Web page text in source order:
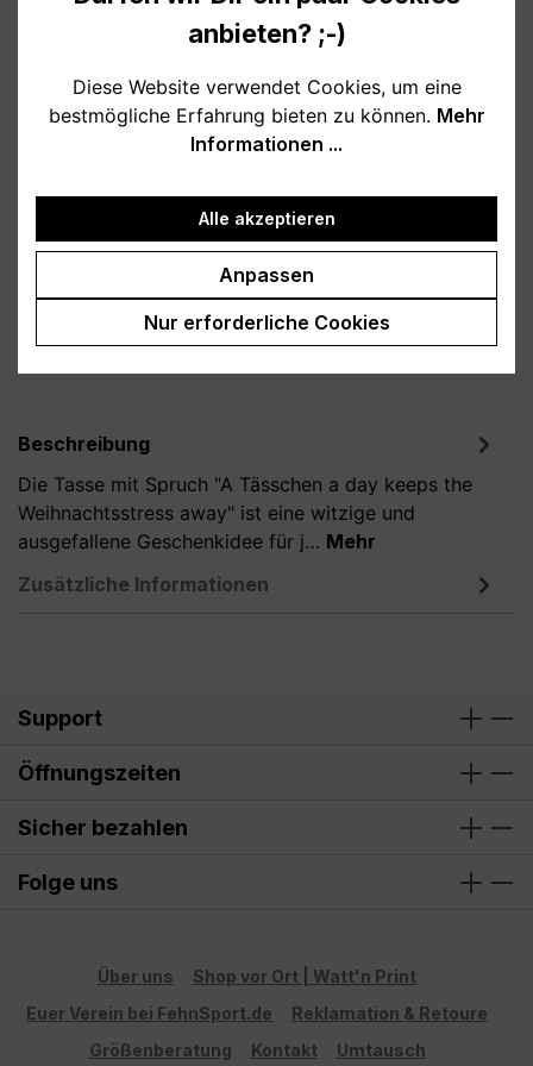
Verfügbar, Lieferzeit: 1-3 Tage
Farbeauswählen
rosa
Produkt Anzahl: Gib den gewünschten
In den Warenkorb
Produktnummer:T800163-05
Beschreibung
Die Tasse mit Spruch "A Tässchen a day keeps the
Weihnachtsstress away" ist eine witzige und
ausgefallene Geschenkidee für j… Mehr
Zusätzliche Informationen
Support
Öffnungszeiten
Sicher bezahlen
Folge uns
Über uns
Shop vor Ort | Watt'n Print
Euer Verein bei FehnSport.de
Reklamation & Retoure
Größenberatung
Kontakt Umtausch
anbieten? ;-)
Diese Website verwendet Cookies, um eine
bestmögliche Erfahrung bieten zu können. Mehr
Informationen ...
Alle akzeptieren
Anpassen
Nur erforderliche Cookies